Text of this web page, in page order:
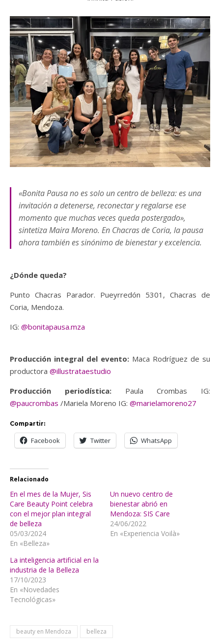
«Bonita Pausa no es solo un centro de belleza: es una
invitación a detenerse, reconectar y regalarse ese
momento que muchas veces queda postergado»,
sintetiza Maira Moreno. En Chacras de Coria, la pausa
ahora también es sinónimo de bienestar y excelencia.
¿Dónde queda?
Punto Chacras Parador. Pueyrredón 5301, Chacras de
Coria, Mendoza.
IG: @bonitapausa.mza
Producción integral del evento: Maca Rodríguez de su
productora @illustrataestudio
Producción periodística:Paula Crombas IG:
@paucrombas /Mariela Moreno IG: @marielamoreno27
Compartir:
Facebook Twitter WhatsApp
Relacionado
En el mes de la Mujer, Sis
Care Beauty Point celebra
con el mejor plan integral
de belleza
05/03/2024
En «Belleza»
Un nuevo centro de
bienestar abrió en
Mendoza: SIS Care
24/06/2022
En «Experiencia Voilà»
La inteligencia artificial en la
industria de la Belleza
17/10/2023
En «Novedades
Tecnológicas»
beauty en Mendoza belleza